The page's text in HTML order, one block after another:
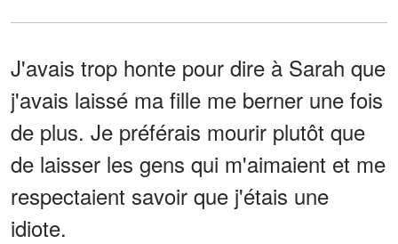
J'avais trop honte pour dire à Sarah que
j'avais laissé ma fille me berner une fois
de plus. Je préférais mourir plutôt que
de laisser les gens qui m'aimaient et me
respectaient savoir que j'étais une
idiote.